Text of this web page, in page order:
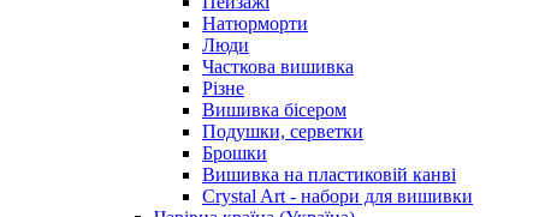
Натюрморти
Люди
Часткова вишивка
Різне
Вишивка бісером
Подушки, серветки
Брошки
Вишивка на пластиковій канві
Crystal Art - набори для вишивки